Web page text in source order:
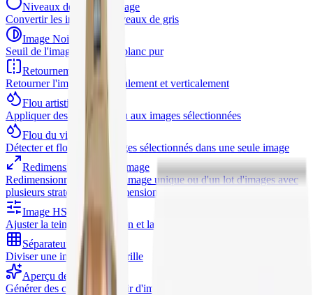
Niveaux de gris de l'image
Convertir les images en niveaux de gris
Image Noir Blanc
Seuil de l'image en noir et blanc pur
Retournement d'image
Retourner l'image horizontalement et verticalement
Flou artistique
Appliquer des effets de flou aux images sélectionnées
Flou du visage
Détecter et flouter des visages sélectionnés dans une seule image
Redimensionnement d'image
Redimensionnement d'une image unique ou d'un lot d'images avec
plusieurs stratégies de redimensionnement
Image HSL
Ajuster la teinte, la saturation et la luminosité
Séparateur d'images
Diviser une image en une grille
Aperçu de l'image
Générer des contours à partir d'images